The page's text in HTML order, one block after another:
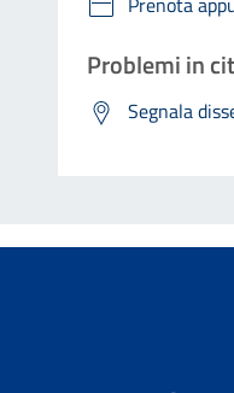
Problemi in
Segnala